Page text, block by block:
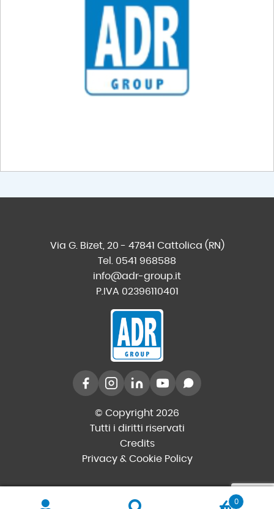
Via G. Bizet, 20 - 47841 Cattolica (RN)
Tel. 0541 968588
info@adr-group.it
P.IVA 02396110401
© Copyright 2026
Tutti i diritti riservati
Credits
Privacy & Cookie Policy
0